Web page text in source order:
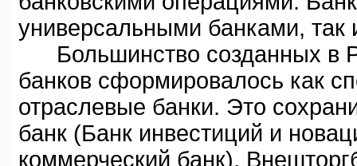
универсальными банками,
Большинство созданных в
банков сформировалось как
отраслевые банки. Это
банк (Банк инвестиций и
коммерческий банк),